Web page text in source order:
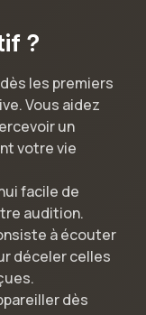
?
les premiers
Vous aidez
un
votre vie
facile de
audition.
à écouter
déceler celles
dès